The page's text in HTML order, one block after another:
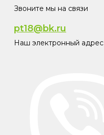
Звоните мы на связи
pt18@bk.ru
Наш электронный адрес